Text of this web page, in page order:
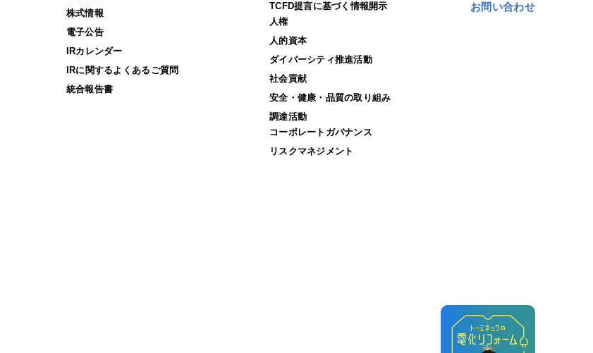
株式情報
電子公告
IRカレンダー
IRに関するよくあるご質問
統合報告書
TCFD提言に基づく情報開示
人権
人的資本
ダイバーシティ推進活動
社会貢献
安全・健康・品質の取り組み
調達活動
コーポレートガバナンス
リスクマネジメント
お問い合わせ